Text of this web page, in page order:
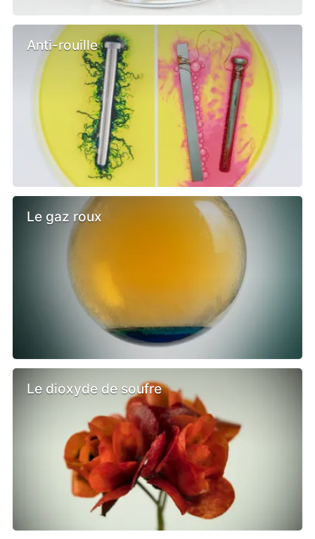
Anti-rouille
Le gaz roux
Le dioxyde de soufre